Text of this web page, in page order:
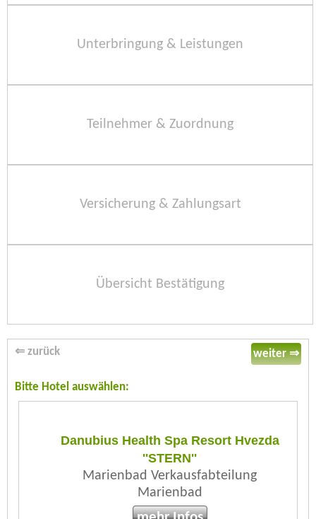
Unterbringung & Leistungen
Teilnehmer & Zuordnung
Versicherung & Zahlungsart
Übersicht Bestätigung
⇐ zurück weiter ⇒
Bitte Hotel auswählen:
Danubius Health Spa Resort Hvezda
''STERN''
Marienbad Verkausfabteilung
Marienbad